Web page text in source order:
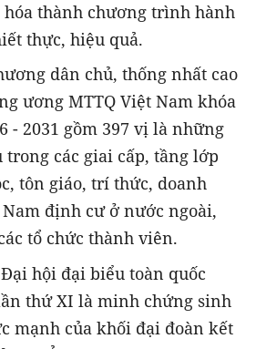
hóa thành chương trình hành
thực, hiệu quả.
dân chủ, thống nhất cao
ương MTTQ Việt Nam khóa
- 2031 gồm 397 vị là những
các giai cấp, tầng lớp
tôn giáo, trí thức, doanh
định cư ở nước ngoài,
tổ chức thành viên.
hội đại biểu toàn quốc
thứ XI là minh chứng sinh
mạnh của khối đại đoàn kết